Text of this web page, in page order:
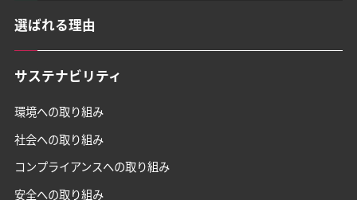
選ばれる理由
サステナビリティ
環境への取り組み
社会への取り組み
コンプライアンスへの取り組み
安全への取り組み